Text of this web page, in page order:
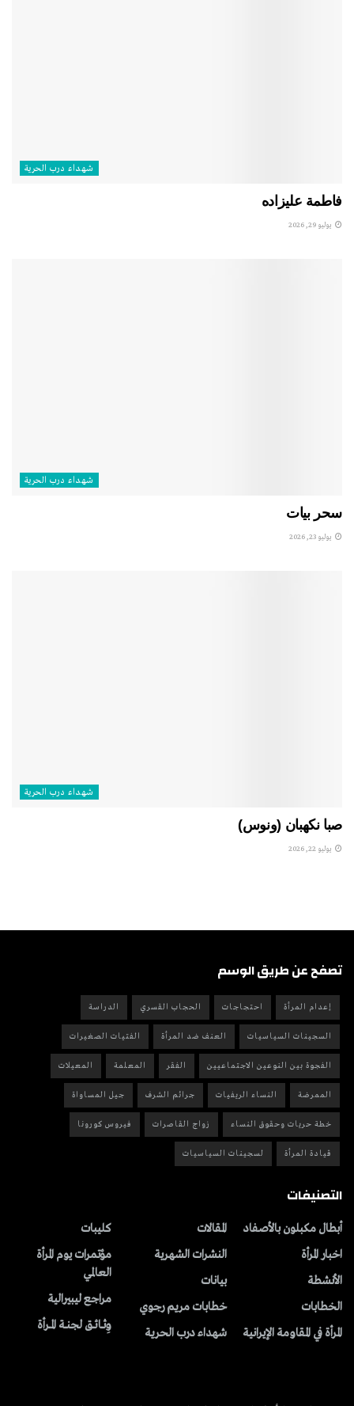
شهداء درب الحرية
فاطمة عليزاده
يوليو 29, 2026
شهداء درب الحرية
سحر بيات
يوليو 23, 2026
شهداء درب الحرية
صبا نكهبان (ونوس)
يوليو 22, 2026
تصفح عن طريق الوسم
إعدام المرأة احتجاجات الحجاب القسري الدراسة
السجينات السياسيات العنف ضد المرأة الفتيات الصغيرات
الفجوة بين النوعين الاجتماعيين الفقر المعلمة المعيلات
الممرضة النساء الريفيات جرائم الشرف جيل المساواة
خطة حريات وحقوق النساء زواج القاصرات فيروس كورونا
قيادة المرأة لسجينات السياسيات
التصنيفات
أبطال مكبلون بالأصفاد
اخبار المرأة
الأنشطة
الخطابات
المرأة في المقاومة الإيرانية
المقالات
النشرات الشهریة
بیانات
خطابات مريم رجوي
شهداء درب الحرية
کلیبات
مؤتمرات يوم المرأة
العالمي
مراجع ليبيرالية
وِثــائــق لجنــة المــرأة